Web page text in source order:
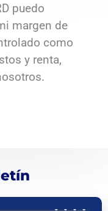
puedo
margen de
como
y renta,